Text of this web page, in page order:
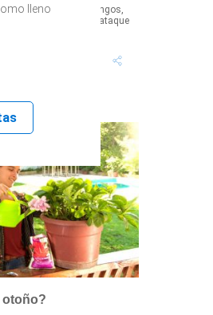
lleno
por el ataque de hongos,
preventivo. El ataque
otoño?